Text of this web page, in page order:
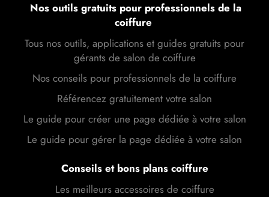
Nos outils gratuits pour professionnels de la
coiffure
Tous nos outils, applications et guides gratuits pour
gérants de salon de coiffure
Nos conseils pour professionnels de la coiffure
Référencez gratuitement votre salon
Le guide pour créer une page dédiée à votre salon
Le guide pour gérer la page dédiée à votre salon
Conseils et bons plans coiffure
Les meilleurs accessoires de coiffure